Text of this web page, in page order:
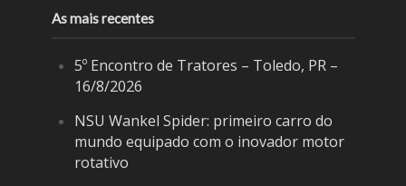
As mais recentes
5º Encontro de Tratores – Toledo, PR –
16/8/2026
NSU Wankel Spider: primeiro carro do
mundo equipado com o inovador motor
rotativo